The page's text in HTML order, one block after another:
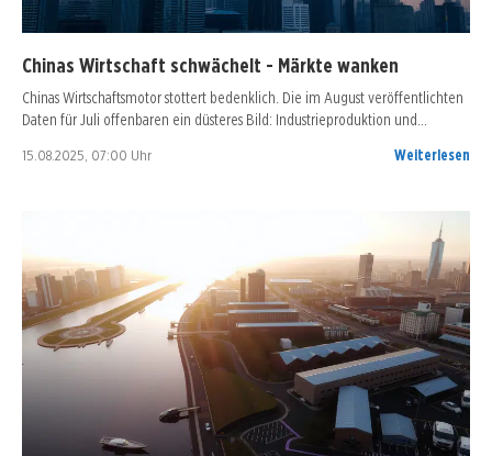
Chinas Wirtschaft schwächelt - Märkte wanken
Chinas Wirtschaftsmotor stottert bedenklich. Die im August veröffentlichten
Daten für Juli offenbaren ein düsteres Bild: Industrieproduktion und…
15.08.2025, 07:00 Uhr Weiterlesen